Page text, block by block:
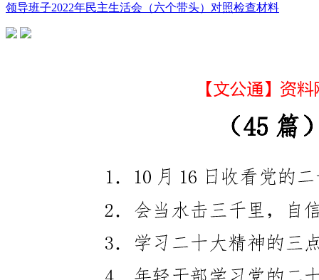
领导班子2022年民主生活会（六个带头）对照检查材料